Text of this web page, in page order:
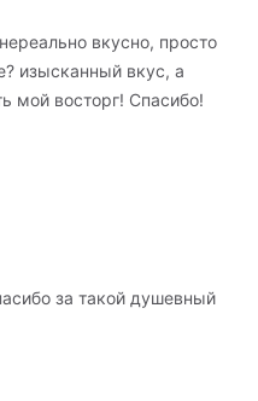
вкусно, просто
изысканный вкус, а
мой восторг! Спасибо!
за такой душевный